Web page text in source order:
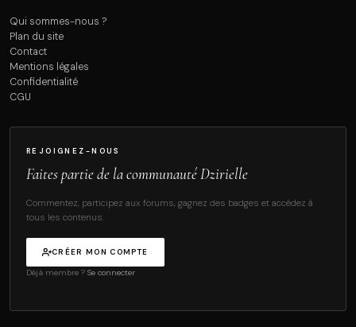
Qui sommes-nous ?
Plan du site
Contact
Mentions légales
Confidentialité
CGU
REJOIGNEZ-NOUS
Faites partie de la communauté Dzirielle
Commentez, participez aux forums, gagnez des badges et accédez à
tous les contenus.
CRÉER MON COMPTE
Déjà membre ? Se connecter